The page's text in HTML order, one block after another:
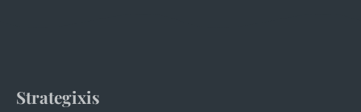
Strategixis